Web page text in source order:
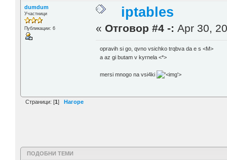
dumdum
Участници
Публикации: 6
iptables
« Отговор #4 -: Apr 30,
opravih si go, qvno vsichko trqbva da e s <M>
a az gi butam v kyrnela <*>
mersi mnogo na vsi4ki '>
Страници: [1 ] Нагоре
ПОДОБНИ ТЕМИ